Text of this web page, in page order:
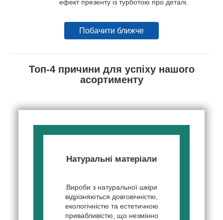
ефект презенту із турботою про деталі.
Побачити ближче
Топ-4 причини для успіху нашого
асортименту
Натуральні матеріали
Вироби з натуральної шкіри
відрізняються довговічністю,
екологічністю та естетичною
привабливістю, що незмінно